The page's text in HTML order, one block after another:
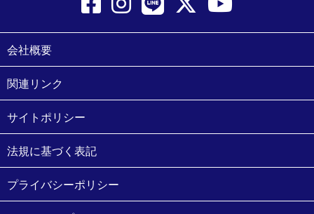
会社概要
関連リンク
サイトポリシー
法規に基づく表記
プライバシーポリシー